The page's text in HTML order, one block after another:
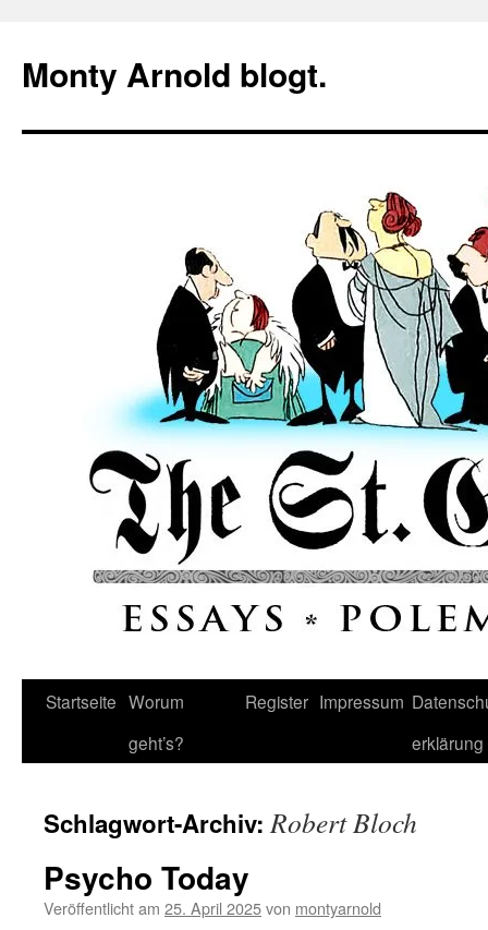
springen
Monty Arnold blogt.
Startseite Worum
geht’s?
Register Impressum
erklärung
Schlagwort-Archiv:Robert Bloch
Psycho Today
Veröffentlicht am 25. April 2025von montyarnold